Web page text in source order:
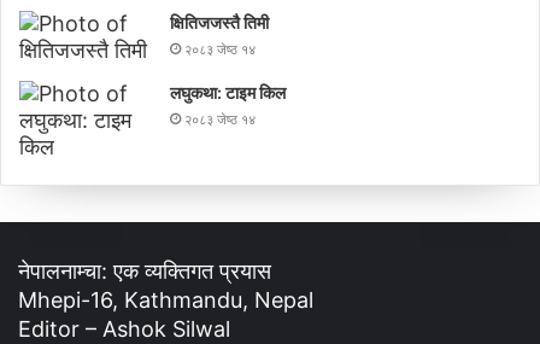
क्षितिजजस्तै तिमी
२०८३ जेष्ठ १४
लघुकथा: टाइम किल
२०८३ जेष्ठ १४
नेपालनाम्चा: एक व्यक्तिगत प्रयास
Mhepi-16, Kathmandu, Nepal
Editor – Ashok Silwal